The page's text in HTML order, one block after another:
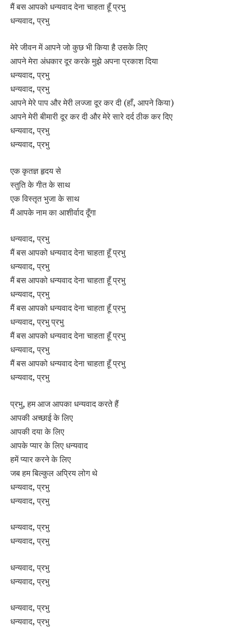
मैं बस आपको धन्यवाद देना चाहता हूँ प्रभु
धन्यवाद, प्रभु
मेरे जीवन में आपने जो कुछ भी किया है उसके लिए
आपने मेरा अंधकार दूर करके मुझे अपना प्रकाश दिया
धन्यवाद, प्रभु
धन्यवाद, प्रभु
आपने मेरे पाप और मेरी लज्जा दूर कर दी (हाँ, आपने किया)
आपने मेरी बीमारी दूर कर दी और मेरे सारे दर्द ठीक कर दिए
धन्यवाद, प्रभु
धन्यवाद, प्रभु
एक कृतज्ञ हृदय से
स्तुति के गीत के साथ
एक विस्तृत भुजा के साथ
मैं आपके नाम का आशीर्वाद दूँगा
धन्यवाद, प्रभु
मैं बस आपको धन्यवाद देना चाहता हूँ प्रभु
धन्यवाद, प्रभु
मैं बस आपको धन्यवाद देना चाहता हूँ प्रभु
धन्यवाद, प्रभु
मैं बस आपको धन्यवाद देना चाहता हूँ प्रभु
धन्यवाद, प्रभु प्रभु
मैं बस आपको धन्यवाद देना चाहता हूँ प्रभु
धन्यवाद, प्रभु
मैं बस आपको धन्यवाद देना चाहता हूँ प्रभु
धन्यवाद, प्रभु
प्रभु, हम आज आपका धन्यवाद करते हैं
आपकी अच्छाई के लिए
आपकी दया के लिए
आपके प्यार के लिए धन्यवाद
हमें प्यार करने के लिए
जब हम बिल्कुल अप्रिय लोग थे
धन्यवाद, प्रभु
धन्यवाद, प्रभु
धन्यवाद, प्रभु
धन्यवाद, प्रभु
धन्यवाद, प्रभु
धन्यवाद, प्रभु
धन्यवाद, प्रभु
धन्यवाद, प्रभु